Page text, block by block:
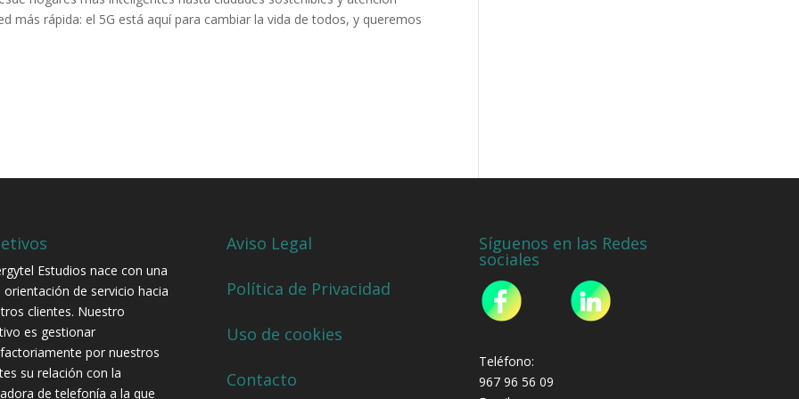
más rápida: el 5G está aquí para cambiar la vida de todos, y queremos
Estudios nace con una
orientación de servicio hacia
clientes. Nuestro
es gestionar
por nuestros
su relación con la
de telefonía a la que
Aviso Legal
Política de Privacidad
Uso de cookies
Contacto
Síguenos en las Redes
sociales
Teléfono:
967 96 56 09